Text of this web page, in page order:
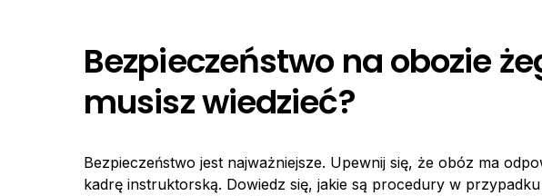
Bezpieczeństwo na obozie
musisz wiedzieć?
Bezpieczeństwo jest najważniejsze. Upewnij się, że obóz ma
kadrę instruktorską. Dowiedz się, jakie są procedury w